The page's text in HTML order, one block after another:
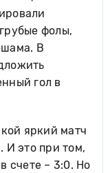
фолы,
В
гол в
яркий матч
И это при том,
счете – 3:0. Но